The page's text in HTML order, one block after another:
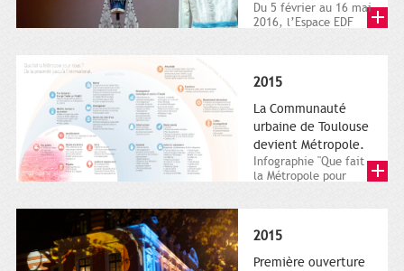
Du 5 février au 16 mai
2016, l’Espace EDF
2015
La Communauté
urbaine de Toulouse
devient Métropole.
Infographie "Que fait
la Métropole pour
2015
Première ouverture